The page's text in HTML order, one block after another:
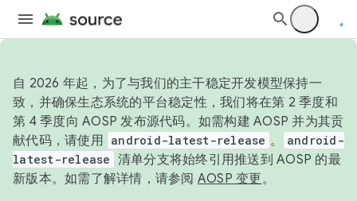
自 2026 年起，为了与我们的主干稳定开发模型保持一
致，并确保生态系统的平台稳定性，我们将在第 2 季度和
第 4 季度向 AOSP 发布源代码。如需构建 AOSP 并为其贡
献代码，请使用 android-latest-release 。
android-
latest-release 清单分支将始终引用推送到 AOSP 的最
新版本。如需了解详情，请参阅 AOSP 变更。